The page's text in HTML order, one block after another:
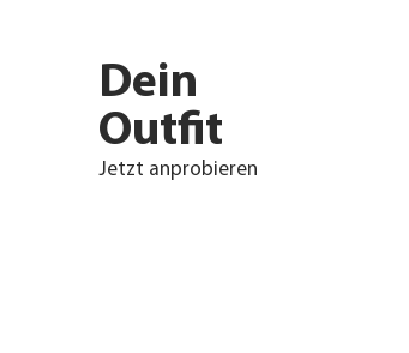
Dein
Outfit
Jetzt anprobieren